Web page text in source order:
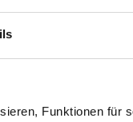
Funktionen für
auf spezielle
benötigt, wenn